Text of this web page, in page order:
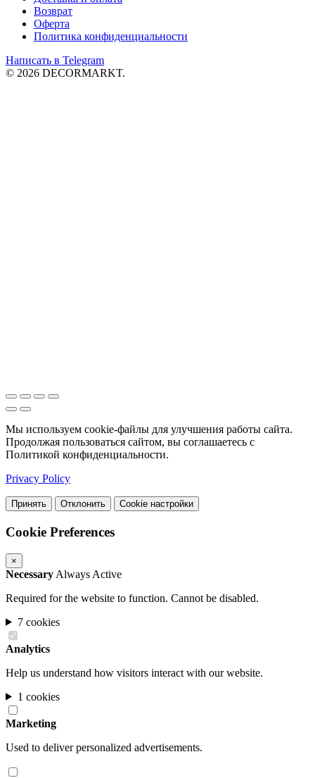
Возврат
Оферта
Политика конфиденциальности
Написать в Telegram
© 2026 DECORMARKT.
Мы используем cookie-файлы для улучшения работы сайта.
Продолжая пользоваться сайтом, вы соглашаетесь с
Политикой конфиденциальности.
Privacy Policy
Принять Отклонить Cookie настройки
Cookie Preferences
×
Necessary Always Active
Required for the website to function. Cannot be disabled.
7 cookies
Analytics
Help us understand how visitors interact with our website.
1 cookies
Marketing
Used to deliver personalized advertisements.